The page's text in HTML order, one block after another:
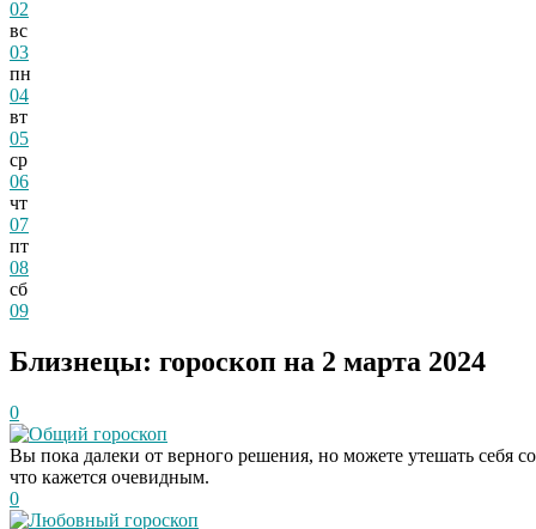
02
вс
03
пн
04
вт
05
ср
06
чт
07
пт
08
сб
09
Близнецы: гороскоп на 2 марта 2024
0
Общий гороскоп
Вы пока далеки от верного решения, но можете утешать себя
что кажется очевидным.
0
Любовный гороскоп